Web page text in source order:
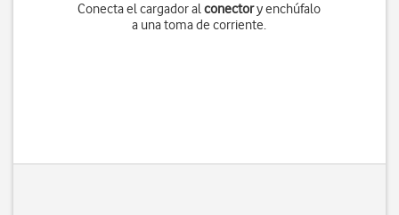
Conecta el cargador alconectory enchúfalo
a una toma de corriente.